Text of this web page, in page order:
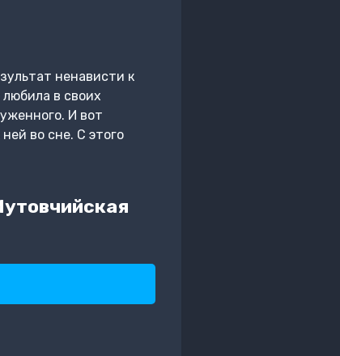
ненависти к
в своих
И вот
во сне. С этого